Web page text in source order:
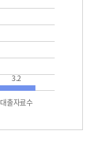
대출자료수
3.2